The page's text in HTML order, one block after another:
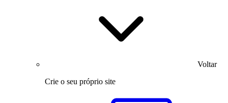
Voltar
Crie o seu próprio site